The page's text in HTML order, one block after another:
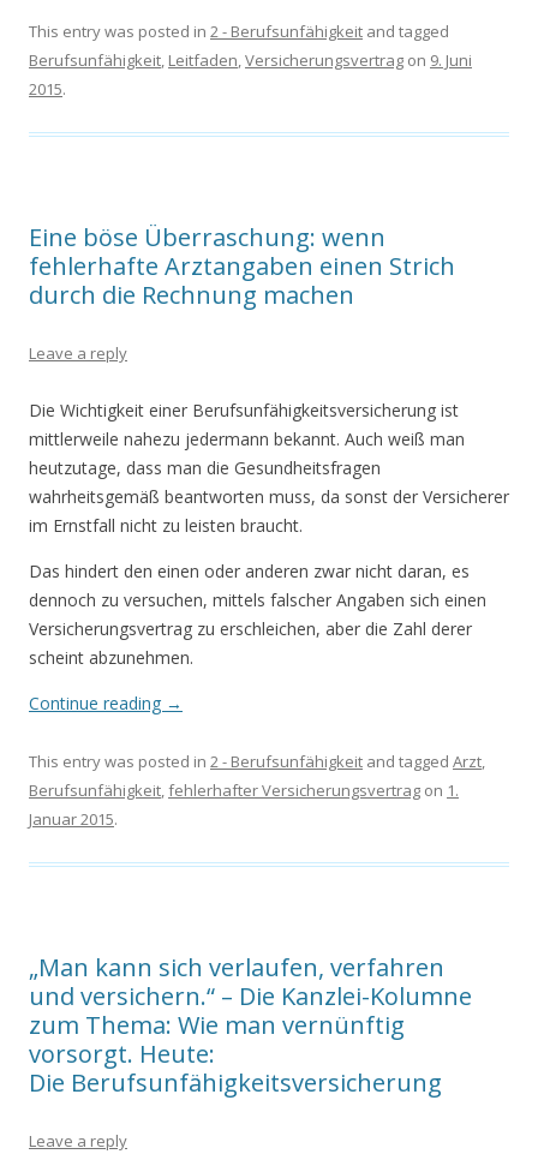
This entry was posted in 2 - Berufsunfähigkeit and tagged
Berufsunfähigkeit, Leitfaden,Versicherungsvertrag on 9. Juni
2015.
Eine böse Überraschung: wenn
fehlerhafte Arztangaben einen Strich
durch die Rechnung machen
Leave a reply
Die Wichtigkeit einer Berufsunfähigkeitsversicherung ist
mittlerweile nahezu jedermann bekannt. Auch weiß man
heutzutage, dass man die Gesundheitsfragen
wahrheitsgemäß beantworten muss, da sonst der Versicherer
im Ernstfall nicht zu leisten braucht.
Das hindert den einen oder anderen zwar nicht daran, es
dennoch zu versuchen, mittels falscher Angaben sich einen
Versicherungsvertrag zu erschleichen, aber die Zahl derer
scheint abzunehmen.
Continue reading →
This entry was posted in 2 - Berufsunfähigkeit and tagged Arzt,
Berufsunfähigkeit,fehlerhafter Versicherungsvertrag on 1.
Januar 2015.
„Man kann sich verlaufen, verfahren
und versichern.“ – Die Kanzlei-Kolumne
zum Thema: Wie man vernünftig
vorsorgt. Heute:
Die Berufsunfähigkeitsversicherung
Leave a reply